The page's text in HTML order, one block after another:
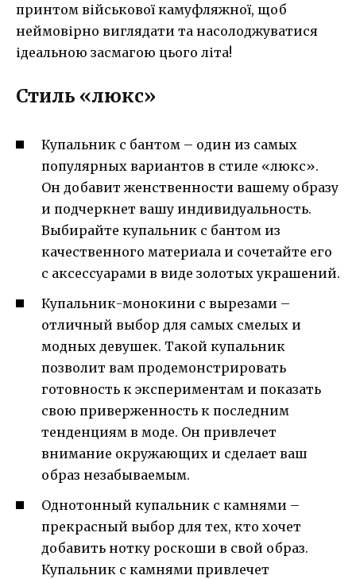
принтом військової камуфляжної, щоб
неймовірно виглядати та насолоджуватися
ідеальною засмагою цього літа!
Стиль «люкс»
Купальник с бантом – один из самых
популярных вариантов в стиле «люкс».
Он добавит женственности вашему образу
и подчеркнет вашу индивидуальность.
Выбирайте купальник с бантом из
качественного материала и сочетайте его
с аксессуарами в виде золотых украшений.
Купальник-монокини с вырезами –
отличный выбор для самых смелых и
модных девушек. Такой купальник
позволит вам продемонстрировать
готовность к экспериментам и показать
свою приверженность к последним
тенденциям в моде. Он привлечет
внимание окружающих и сделает ваш
образ незабываемым.
Однотонный купальник с камнями –
прекрасный выбор для тех, кто хочет
добавить нотку роскоши в свой образ.
Купальник с камнями привлечет